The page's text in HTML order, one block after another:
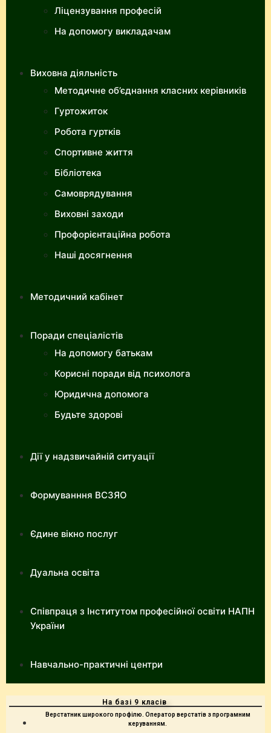
Ліцензування професій
На допомогу викладачам
Виховна діяльність
Методичне об’єднання класних керівників
Гуртожиток
Робота гуртків
Спортивне життя
Бібліотека
Самоврядування
Виховні заходи
Профорієнтаційна робота
Наші досягнення
Методичний кабінет
Поради спеціалістів
На допомогу батькам
Корисні поради від психолога
Юридична допомога
Будьте здорові
Дії у надзвичайній ситуації
Формуванння ВСЗЯО
Єдине вікно послуг
Дуальна освіта
Співпраця з Інститутом професійної освіти НАПН
України
Навчально-практичні центри
На базі 9 класів ​
Верстатник широкого профілю. Оператор верстатів з програмним
керуванням.